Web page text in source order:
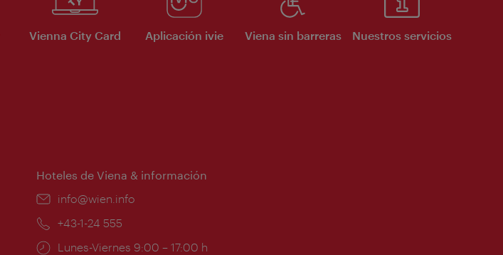
Vienna City Card Aplicación ivie Viena sin barreras Nuestros servicios
Hoteles de Viena & información
e-
info@wien.info
Teléfono:
+43-1-24 555
Horarios
Lunes-Viernes 9:00 – 17:00 h